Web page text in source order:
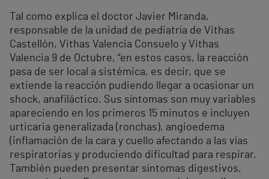
Tal como explica el doctor Javier Miranda,
responsable de la unidad de pediatría de Vithas
Castellón, Vithas Valencia Consuelo y Vithas
Valencia 9 de Octubre, “en estos casos, la reacción
pasa de ser local a sistémica, es decir, que se
extiende la reacción pudiendo llegar a ocasionar un
shock, anafiláctico. Sus síntomas son muy variables
apareciendo en los primeros 15 minutos e incluyen
urticaria generalizada (ronchas), angioedema
(inflamación de la cara y cuello afectando a las vías
respiratorias y produciendo dificultad para respirar.
También pueden presentar síntomas digestivos,